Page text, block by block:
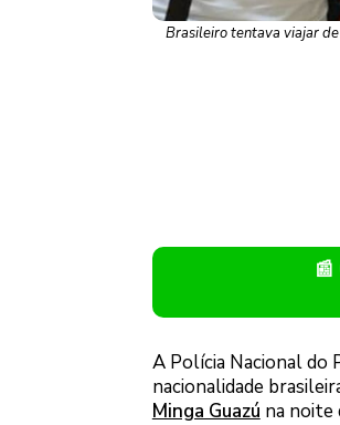
Brasileiro tentava viajar
A Polícia Nacional do
nacionalidade
Minga Guazú na noite